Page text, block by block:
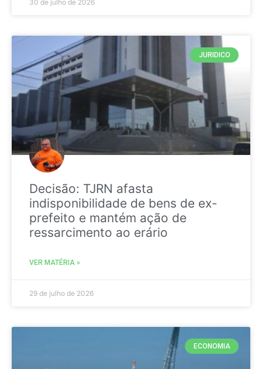
30 de julho de 2026
JURIDICO
Decisão: TJRN afasta
indisponibilidade de bens de ex-
prefeito e mantém ação de
ressarcimento ao erário
VER MATÉRIA »
29 de julho de 2026
ECONOMIA